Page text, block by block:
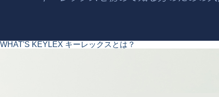
WHAT'S KEYLEX キーレックスとは？